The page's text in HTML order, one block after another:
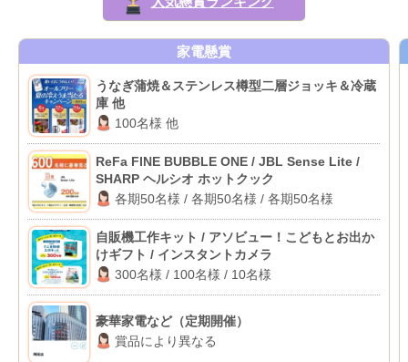
家電懸賞
うなぎ蒲焼＆ステンレス樽型二層ジョッキ＆冷蔵
庫 他
100名様 他
ReFa FINE BUBBLE ONE / JBL Sense Lite /
SHARP ヘルシオ ホットクック
各期50名様 / 各期50名様 / 各期50名様
自販機工作キット / アソビュー！こどもとお出か
けギフト / インスタントカメラ
300名様 / 100名様 / 10名様
豪華家電など（定期開催）
賞品により異なる